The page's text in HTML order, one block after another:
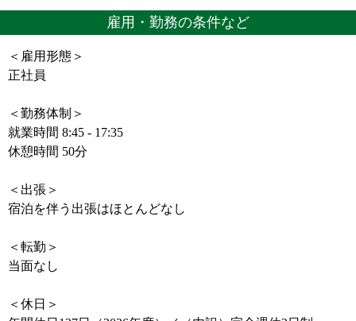
雇用・勤務の条件など
＜雇用形態＞
正社員
＜勤務体制＞
就業時間 8:45 - 17:35
休憩時間 50分
＜出張＞
宿泊を伴う出張はほとんどなし
＜転勤＞
当面なし
＜休日＞